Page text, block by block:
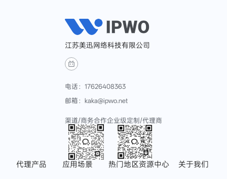
江苏美迅网络科技有限公司
电话：17626408363
邮箱：kaka@ipwo.net
渠道/商务合作企业级定制/代理商
代理产品 应用场景 热门地区资源中心 关于我们